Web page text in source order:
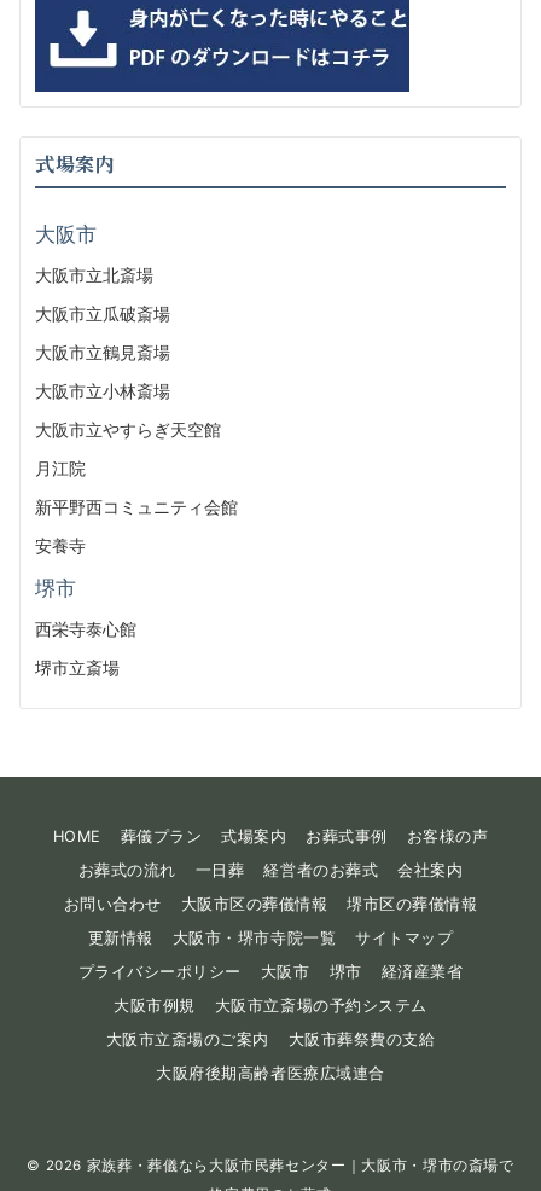
式場案内
大阪市
大阪市立北斎場
大阪市立瓜破斎場
大阪市立鶴見斎場
大阪市立小林斎場
大阪市立やすらぎ天空館
月江院
新平野西コミュニティ会館
安養寺
堺市
西栄寺泰心館
堺市立斎場
HOME 葬儀プラン 式場案内 お葬式事例
お客様の声
お葬式の流れ
一日葬 経営者のお葬式
会社案内
お問い合わせ
大阪市区の葬儀情報
堺市区の葬儀情報
更新情報
大阪市・堺市寺院一覧
サイトマップ
プライバシーポリシー
大阪市 堺市
経済産業省
大阪市例規
大阪市立斎場の予約システム
大阪市立斎場のご案内
大阪市葬祭費の支給
大阪府後期高齢者医療広域連合
© 2026 家族葬・葬儀なら大阪市民葬センター｜大阪市・堺市の斎場で